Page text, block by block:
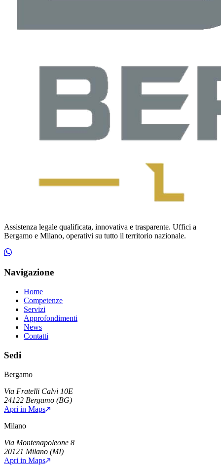
Assistenza legale qualificata, innovativa e trasparente. Uffici a
Bergamo e Milano, operativi su tutto il territorio nazionale.
Navigazione
Home
Competenze
Servizi
Approfondimenti
News
Contatti
Sedi
Bergamo
Via Fratelli Calvi 10E
24122 Bergamo (BG)
Apri in Maps
Milano
Via Montenapoleone 8
20121 Milano (MI)
Apri in Maps